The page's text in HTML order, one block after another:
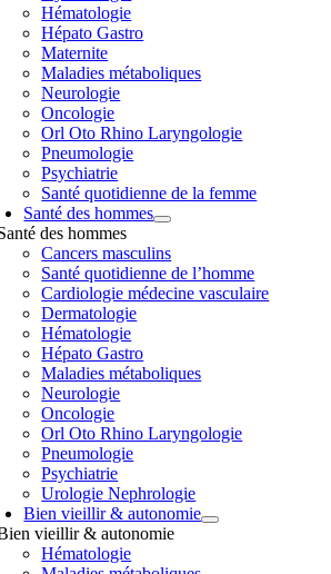
Hématologie
Hépato Gastro
Maternite
Maladies métaboliques
Neurologie
Oncologie
Orl Oto Rhino Laryngologie
Pneumologie
Psychiatrie
Santé quotidienne de la femme
Santé des hommes
des hommes
Cancers masculins
Santé quotidienne de l’homme
Cardiologie médecine vasculaire
Dermatologie
Hématologie
Hépato Gastro
Maladies métaboliques
Neurologie
Oncologie
Orl Oto Rhino Laryngologie
Pneumologie
Psychiatrie
Urologie Nephrologie
Bien vieillir & autonomie
vieillir & autonomie
Hématologie